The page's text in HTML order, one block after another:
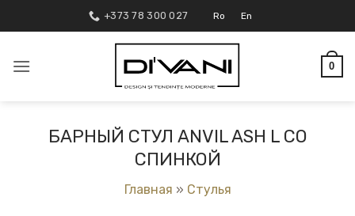
to
+373 78 300 027 Ro En
0
БАРНЫЙ СТУЛ ANVIL ASH L СО
СПИНКОЙ
Главная » Стулья